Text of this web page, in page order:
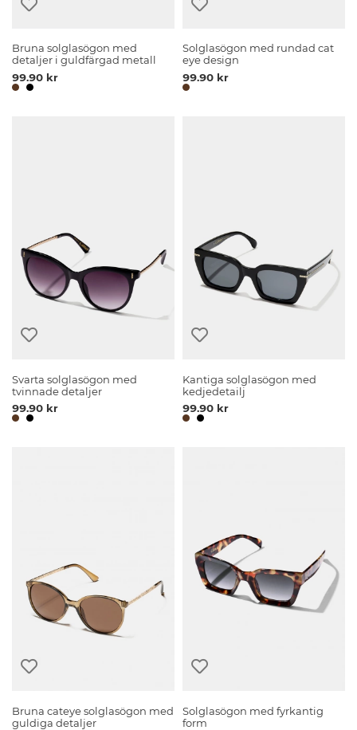
Bruna solglasögon med
detaljer i guldfärgad metall
99.90 kr
Solglasögon med rundad cat
eye design
99.90 kr
Svarta solglasögon med
tvinnade detaljer
99.90 kr
Kantiga solglasögon med
kedjedetailj
99.90 kr
Bruna cateye solglasögon med
guldiga detaljer
Solglasögon med fyrkantig
form